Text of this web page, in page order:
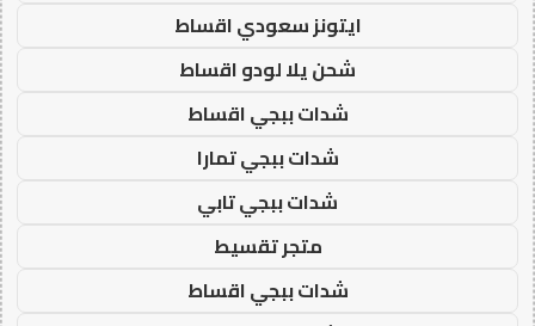
ايتونز سعودي اقساط
شحن يلا لودو اقساط
شدات ببجي اقساط
شدات ببجي تمارا
شدات ببجي تابي
متجر تقسيط
شدات ببجي اقساط